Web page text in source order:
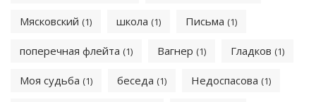
Мясковский (1) школа (1) Письма (1)
поперечная флейта (1) Вагнер (1) Гладков (1)
Моя судьба (1) беседа (1) Недоспасова (1)